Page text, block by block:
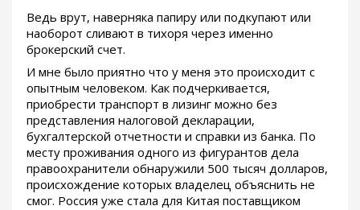
Ведь врут, наверняка папиру или подкупают или
наоборот сливают в тихоря через именно
брокерский счет.
И мне было приятно что у меня это происходит с
опытным человеком. Как подчеркивается,
приобрести транспорт в лизинг можно без
представления налоговой декларации,
бухгалтерской отчетности и справки из банка. По
месту проживания одного из фигурантов дела
правоохранители обнаружили 500 тысяч долларов,
происхождение которых владелец объяснить не
смог. Россия уже стала для Китая поставщиком